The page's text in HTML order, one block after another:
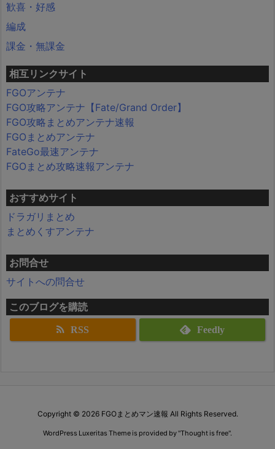
歓喜・好感
編成
課金・無課金
相互リンクサイト
FGOアンテナ
FGO攻略アンテナ【Fate/Grand Order】
FGO攻略まとめアンテナ速報
FGOまとめアンテナ
FateGo最速アンテナ
FGOまとめ攻略速報アンテナ
おすすめサイト
ドラガリまとめ
まとめくすアンテナ
お問合せ
サイトへの問合せ
このブログを購読
RSS Feedly
Copyright © 2026 FGOまとめマン速報 All Rights Reserved.
WordPress Luxeritas Theme is provided by "Thought is free".